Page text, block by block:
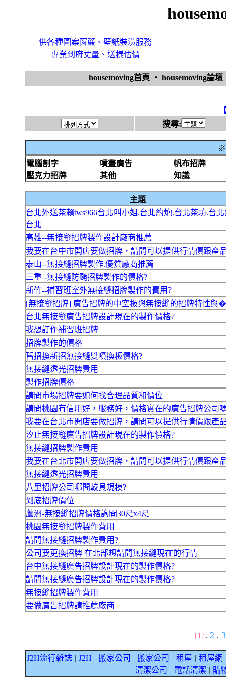
供各種圖案窗簾、壁紙裝潢服務
專業到府丈量、送樣估價
housemoving首頁 ‧ housemoving論壇
搜尋:
※
電腦割字
噴畫廣告
帆布招牌
壓克力招牌
其他 知識
主題
台北外送茶賴tws966台北叫小姐.台北約炮.台北茶坊.台
台北
高雄--無接縫招牌製作設計廠商推薦
我要在台中市開店要做招牌，請問可以提供行情價跟產
泰山--無接縫招牌製作.優質廠商推薦
三重--無接縫防颱招牌製作的價格?
新竹--補習班室外無接縫招牌製作的費用?
[無接縫招牌] 廣告招牌的中空板與無接縫的招牌特性與�
台北無接縫廣告招牌設計現在的製作價格?
我想訂作補習班招牌
招牌製作的價格
舊招換新招無接縫雙噴換板價格?
無接縫透光招牌費用
製作招牌價格
請問市場招牌要如何找合理品質和價位
請問桃園有信用好，服務好，價格實在的廣告招牌公司
我要在台北市開店要做招牌，請問可以提供行情價跟產
汐止無接縫廣告招牌設計現在的製作價格?
無接縫招牌製作費用
我要在台北市開店要做招牌，請問可以提供行情價跟產
無接縫透光招牌費用
八里招牌公司哪間較具規模?
到底招牌價位
蘆洲-無接縫招牌價格詢問30尺x4尺
桃園無接縫招牌製作費用
請問無接縫招牌製作費用?
公司要更換招牌 在北部想請問無接縫現在的行情
台中無接縫廣告招牌設計現在的製作價格?
請問無接縫廣告招牌設計現在的製作價格?
無接縫招牌製作費用
要做廣告招牌請推薦廠商
[1] . 2 .
J2H流行雜誌 J2H 搬家公司 搬家公司 租屋 租屋網
清潔公司 電話清潔 購